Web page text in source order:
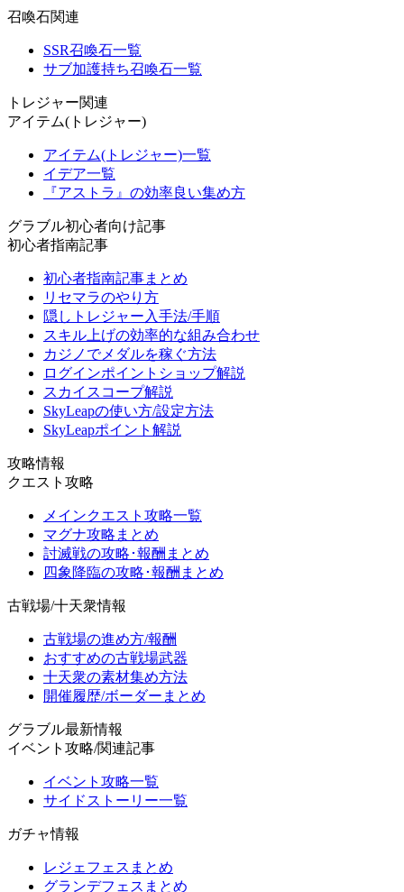
召喚石関連
SSR召喚石一覧
サブ加護持ち召喚石一覧
トレジャー関連
アイテム(トレジャー)
アイテム(トレジャー)一覧
イデア一覧
『アストラ』の効率良い集め方
グラブル初心者向け記事
初心者指南記事
初心者指南記事まとめ
リセマラのやり方
隠しトレジャー入手法/手順
スキル上げの効率的な組み合わせ
カジノでメダルを稼ぐ方法
ログインポイントショップ解説
スカイスコープ解説
SkyLeapの使い方/設定方法
SkyLeapポイント解説
攻略情報
クエスト攻略
メインクエスト攻略一覧
マグナ攻略まとめ
討滅戦の攻略･報酬まとめ
四象降臨の攻略･報酬まとめ
古戦場/十天衆情報
古戦場の進め方/報酬
おすすめの古戦場武器
十天衆の素材集め方法
開催履歴/ボーダーまとめ
グラブル最新情報
イベント攻略/関連記事
イベント攻略一覧
サイドストーリー一覧
ガチャ情報
レジェフェスまとめ
グランデフェスまとめ